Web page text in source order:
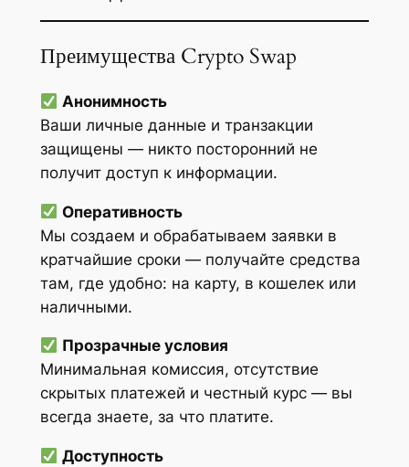
Преимущества Crypto Swap
Анонимность
Ваши личные данные и транзакции
защищены — никто посторонний не
получит доступ к информации.
Оперативность
Мы создаем и обрабатываем заявки в
кратчайшие сроки — получайте средства
там, где удобно: на карту, в кошелек или
наличными.
Прозрачные условия
Минимальная комиссия, отсутствие
скрытых платежей и честный курс — вы
всегда знаете, за что платите.
Доступность